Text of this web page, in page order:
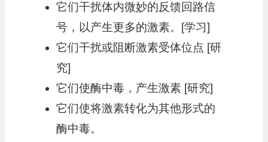
它们干扰体内微妙的反馈回路信
号，以产生更多的激素。[学习]
它们干扰或阻断激素受体位点 [研
究]
它们使酶中毒，产生激素 [研究]
它们使将激素转化为其他形式的
酶中毒。